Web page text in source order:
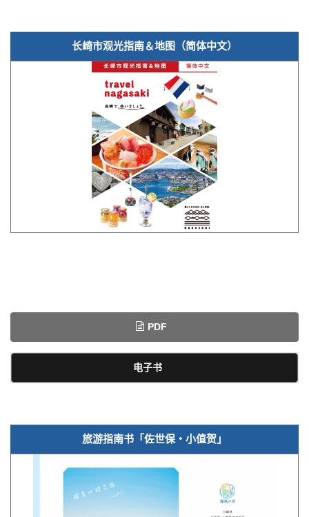
长崎市观光指南＆地图（简体中文）
PDF
电子书
旅游指南书「佐世保・小值贺」